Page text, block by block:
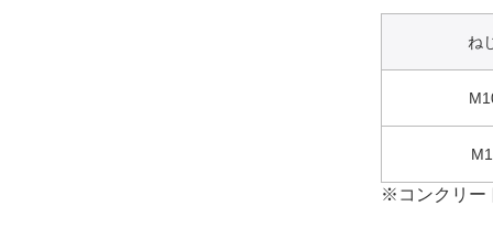
ね
※コンクリー